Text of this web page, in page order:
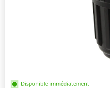
Disponible immédiatement